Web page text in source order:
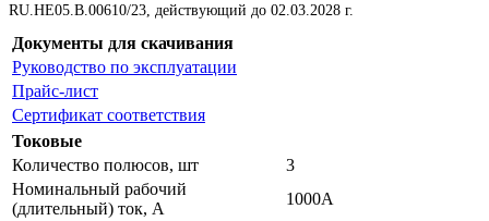
RU.НЕ05.B.00610/23, действующий до 02.03.2028 г.
Документы для скачивания
Руководство по эксплуатации
Прайс-лист
Сертификат соответствия
Токовые
Количество полюсов, шт
3
Номинальный рабочий
(длительный) ток, А
1000А